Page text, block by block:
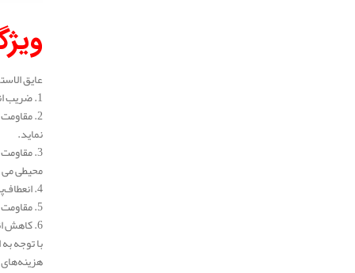
عایق
1. ضریب انتقال حرارتی پایین: عایق الاستومری دارای ضریب انتقال حرارتی بسیار پایینی است که به کاهش اتلاف حرارت و بهبود کارایی سیستم‌ها کمک می‌ کند.
2.
نماید.
3.
محیطی
4. انعطاف‌پذیری بالا: به دلیل ساختار عایق الاستومری در ساختمان ، این عایق به راحتی نصب می‌ شود و با سطوح مختلف سازگار است.
5. مقاومت در برابر حرارت: عایق الاستومری توانایی بالایی در برابر حرارت دارد و این ویژگی به حفظ کارایی آن در دماهای بالا کمک می‌ کند.
6. کاهش انتقال صدا: به واسطه ساختار سلول بسته، این عایق به کاهش نویز و آلودگی‌های صوتی کمک می‌ کند که می‌تواند کیفیت زندگی را بهبود بخشد.
با توجه